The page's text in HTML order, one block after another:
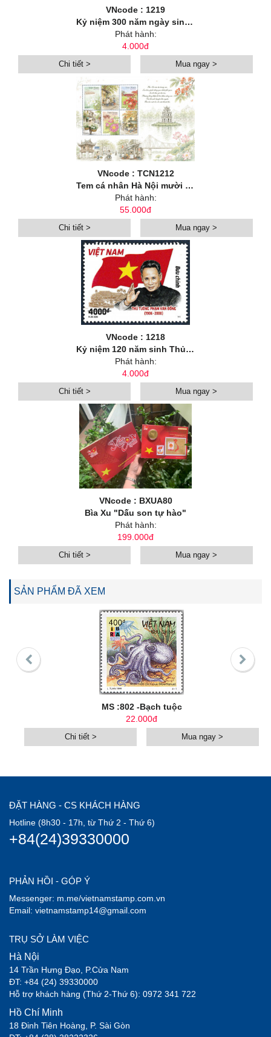
VNcode : 1219
Kỷ niệm 300 năm ngày sinh danh nhân văn hoá Lê Quý Đôn (1726-2026)
Phát hành:
4.000đ
Chi tiết > Mua ngay >
VNcode : TCN1212
Tem cá nhân Hà Nội mười hai mùa hoa: Hoa mùa hạ
Phát hành:
55.000đ
Chi tiết > Mua ngay >
VNcode : 1218
Kỷ niệm 120 năm sinh Thủ tướng Phạm Văn Đồng (1906-2026)
Phát hành:
4.000đ
Chi tiết > Mua ngay >
VNcode : BXUA80
Bìa Xu "Dấu son tự hào"
Phát hành:
199.000đ
Chi tiết > Mua ngay >
SẢN PHẨM ĐÃ XEM
MS :802 -Bạch tuộc
22.000đ
Chi tiết > Mua ngay >
ĐẶT HÀNG - CS KHÁCH HÀNG
Hotline (8h30 - 17h, từ Thứ 2 - Thứ 6)
+84(24)39330000
PHẢN HỒI - GÓP Ý
Messenger: m.me/vietnamstamp.com.vn
Email: vietnamstamp14@gmail.com
TRỤ SỞ LÀM VIỆC
Hà Nội
14 Trần Hưng Đạo, P.Cửa Nam
ĐT: +84 (24) 39330000
Hỗ trợ khách hàng (Thứ 2-Thứ 6): 0972 341 722
Hồ Chí Minh
18 Đinh Tiên Hoàng, P. Sài Gòn